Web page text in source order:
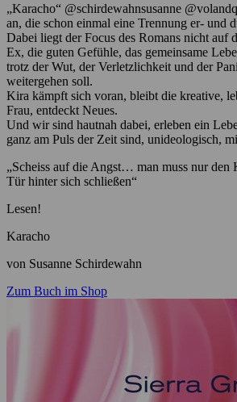
„Karacho“ @schirdewahnsusanne
an, die schon einmal eine Trennung er- und
Dabei liegt der Focus des Romans nicht auf
Ex, die guten Gefühle, das gemeinsame
trotz der Wut, der Verletzlichkeit und der
weitergehen soll.
Kira kämpft sich voran, bleibt die kreative,
Frau, entdeckt Neues.
Und wir sind hautnah dabei, erleben ein
ganz am Puls der Zeit sind, unideologisch,
„Scheiss auf die Angst… man muss nur den
Tür hinter sich schließen“
Lesen!
Karacho
von Susanne Schirdewahn
Zum Buch im Shop